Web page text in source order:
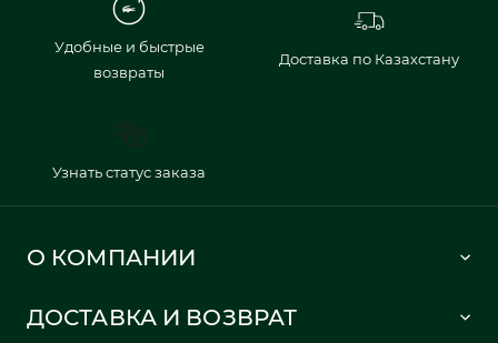
Удобные и быстрые
возвраты
Доставка по Казахстану
Узнать статус заказа
О КОМПАНИИ
Политика в отношении обработки персональных данных
ДОСТАВКА И ВОЗВРАТ